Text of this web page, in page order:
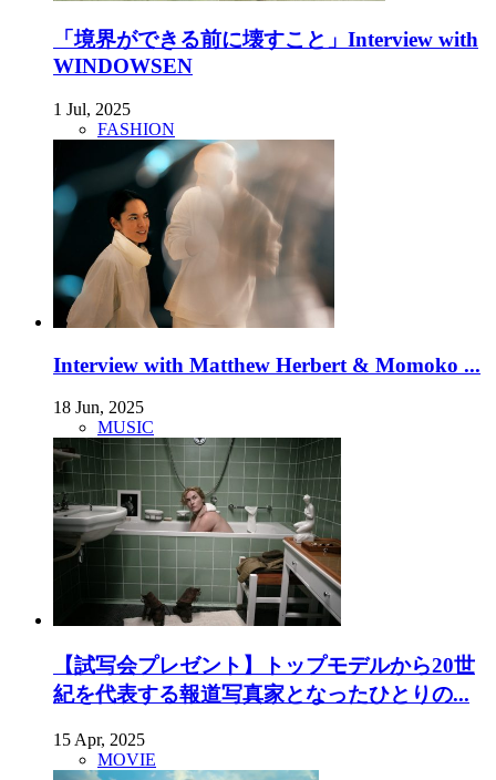
「境界ができる前に壊すこと」Interview with
WINDOWSEN
1 Jul, 2025
FASHION
Interview with Matthew Herbert & Momoko ...
18 Jun, 2025
MUSIC
【試写会プレゼント】トップモデルから20世
紀を代表する報道写真家となったひとりの...
15 Apr, 2025
MOVIE